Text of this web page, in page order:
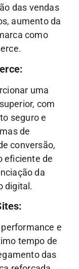
das vendas
aumento da
como
uma
com
seguro e
de
conversão,
eficiente de
da
digital.
e
tempo de
das